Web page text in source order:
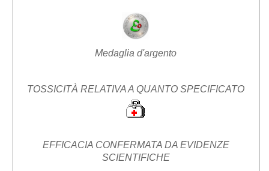
Medaglia d'argento
TOSSICITÀ RELATIVA A QUANTO SPECIFICATO
EFFICACIA CONFERMATA DA EVIDENZE
SCIENTIFICHE